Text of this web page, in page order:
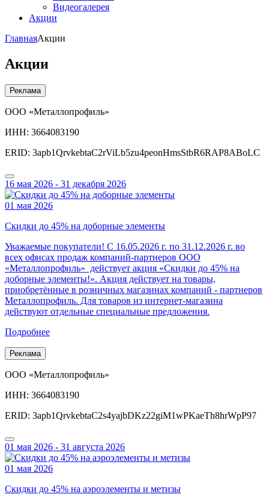
Видеогалерея
Акции
ГлавнаяАкции
Акции
Реклама
ООО «Металлопрофиль»
ИНН: 3664083190
ERID: 3apb1QrvkebtaC2rViLb5zu4peonHmsStbR6RAP8ABoLC
16 мая 2026 - 31 декабря 2026
01 мая 2026
Скидки до 45% на доборные элементы
Уважаемые покупатели! С 16.05.2026 г. по 31.12.2026 г. во
всех офисах продаж компаний-партнеров ООО
«Металлопрофиль» действует акция «Скидки до 45% на
доборные элементы!». Акция действует на товары,
приобретённые в розничных магазинах компаний - партнеров
Металлопрофиль. Для товаров из интернет-магазина
действуют отдельные специальные предложения.
Подробнее
Реклама
ООО «Металлопрофиль»
ИНН: 3664083190
ERID: 3apb1QrvkebtaC2s4yajbDKz22giM1wPKaeTh8hrWpP97
01 мая 2026 - 31 августа 2026
01 мая 2026
Скидки до 45% на аэроэлементы и метизы